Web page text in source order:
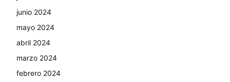
junio 2024
mayo 2024
abril 2024
marzo 2024
febrero 2024